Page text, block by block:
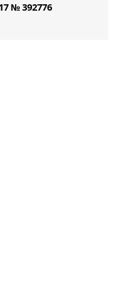
№ 392776